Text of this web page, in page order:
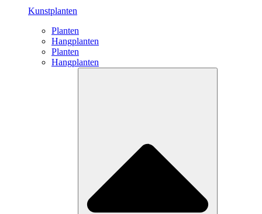
Kunstplanten
Planten
Hangplanten
Planten
Hangplanten